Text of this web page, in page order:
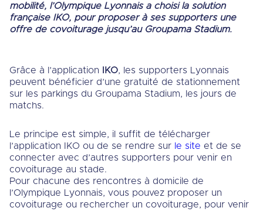
mobilité, l’Olympique Lyonnais a choisi la solution
française IKO, pour proposer à ses supporters une
offre de covoiturage jusqu’au Groupama Stadium.
Grâce à l’application IKO, les supporters Lyonnais
peuvent bénéficier d’une gratuité de stationnement
sur les parkings du Groupama Stadium, les jours de
matchs.
Le principe est simple, il suffit de télécharger
l’application IKO ou de se rendre sur le site et de se
connecter avec d’autres supporters pour venir en
covoiturage au stade.
Pour chacune des rencontres à domicile de
l’Olympique Lyonnais, vous pouvez proposer un
covoiturage ou rechercher un covoiturage, pour venir